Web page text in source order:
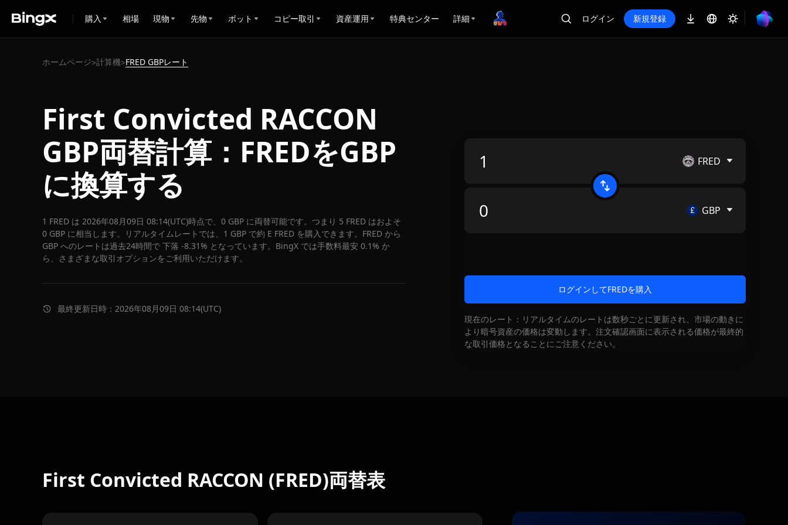
購入 相場 現物 先物 ボット コピー取引 資産運用 特典センター 詳細 ログイン 新規登録
ホームページ>計算機>FRED GBPレート
First Convicted RACCON
GBP両替計算：FREDをGBP
に換算する
1 FRED は 2026年08月09日 08:14(UTC)時点で、0 GBP に両替可能です。つまり 5 FRED はおよそ
0 GBP に相当します。リアルタイムレートでは、1 GBP で約 E FRED を購入できます。FRED から
GBP へのレートは過去24時間で 下落 -8.31% となっています。BingX では手数料最安 0.1% か
ら、さまざまな取引オプションをご利用いただけます。
最終更新日時：2026年08月09日 08:14(UTC)
FRED
GBP
ログインしてFREDを購入
現在のレート：リアルタイムのレートは数秒ごとに更新され、市場の動きに
より暗号資産の価格は変動します。注文確認画面に表示される価格が最終的
な取引価格となることにご注意ください。
First Convicted RACCON (FRED)両替表